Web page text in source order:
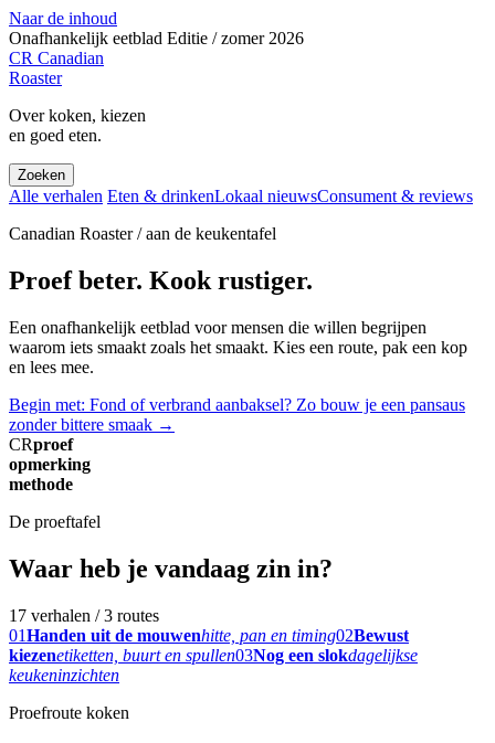
Naar de inhoud
Onafhankelijk eetblad Editie / zomer 2026
CR Canadian
Roaster
Over koken, kiezen
en goed eten.
Zoeken
Alle verhalen Eten & drinkenLokaal nieuwsConsument & reviews
Canadian Roaster / aan de keukentafel
Proef beter. Kook rustiger.
Een onafhankelijk eetblad voor mensen die willen begrijpen
waarom iets smaakt zoals het smaakt. Kies een route, pak een kop
en lees mee.
Begin met: Fond of verbrand aanbaksel? Zo bouw je een pansaus
zonder bittere smaak →
CRproef
opmerking
methode
De proeftafel
Waar heb je vandaag zin in?
17 verhalen / 3 routes
01Handen uit de mouwenhitte, pan en timing02Bewust
kiezenetiketten, buurt en spullen03Nog een slokdagelijkse
keukeninzichten
Proefroute koken